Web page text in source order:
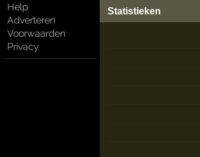
Help
Adverteren
Voorwaarden
Privacy
Statistieken